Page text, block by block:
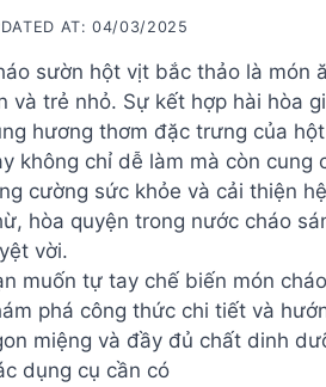
AT: 04/03/2025
sườn hột vịt bắc thảo là món
và trẻ nhỏ. Sự kết hợp hài hòa
hương thơm đặc trưng của
không chỉ dễ làm mà còn
cường sức khỏe và cải thiện
hòa quyện trong nước cháo
vời.
muốn tự tay chế biến món
phá công thức chi tiết và
miệng và đầy đủ chất dinh
dụng cụ cần có